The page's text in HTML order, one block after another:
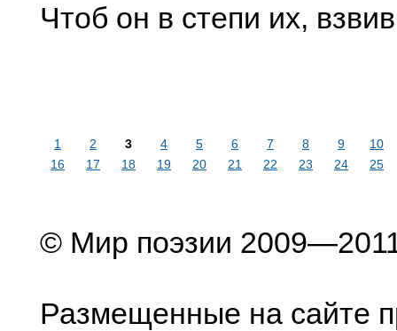
Чтоб он в степи их,
1 2 3 4 5 6 7 8 9
10
16
17 18 19 20 21 22 23 24 25
© Мир поэзии
Размещенные на сайте